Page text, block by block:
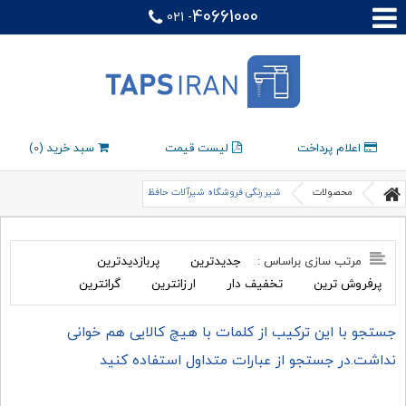
021 -40661000
اعلام پرداخت لیست قیمت سبد خرید (0
)
محصولات شیر رنگی فروشگاه شیرآلات حافظ
مرتب سازی براساس : جدیدترین
پربازدیدترین
پرفروش ترین
تخفیف دار ارزانترین گرانترین
جستجو با این ترکیب از کلمات با هیچ کالایی هم خوانی
نداشت.در جستجو از عبارات متداول استفاده کنید